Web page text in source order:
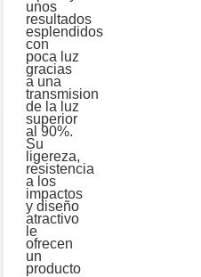
unos
resultados
esplendidos
con
poca luz
gracias
a una
transmision
de la luz
superior
al 90%.
Su
ligereza,
resistencia
a los
impactos
y diseño
atractivo
le
ofrecen
un
producto